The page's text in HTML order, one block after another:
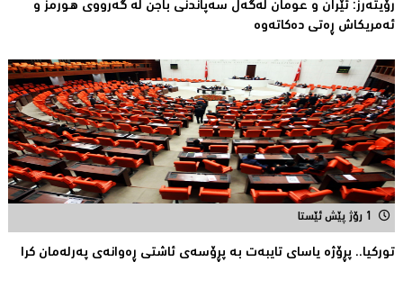
رۆیتەرز: ئێران و عومان لەگەڵ سەپاندنی باجن لە گەرووی هورمز و
ئەمریکاش ڕەتی دەکاتەوە
1 رۆژ پێش ئێستا
توركیا.. پڕۆژه‌ یاسای تایبه‌ت به‌ پڕۆسه‌ی ئاشتی ڕه‌وانه‌ی په‌رله‌مان كرا